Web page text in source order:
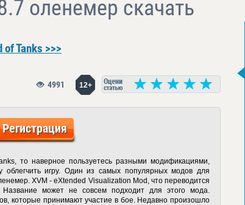
оленемер скачать
Tanks >>>
12+
4991
Регистрация
то наверное пользуетесь разными модификациями,
облегчить игру. Один из самых популярных модов для
XVM - eXtended Visualization Mod, что переводится
может не совсем подходит для этого мода.
которые принимают участие в бое. Недавно произошло